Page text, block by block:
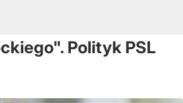
Polityk PSL